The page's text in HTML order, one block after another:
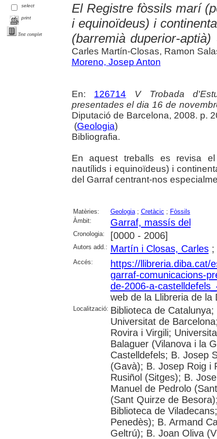
select
print
Text complet
El Registre fòssils marí
i equinoïdeus) i
(barremià duperior-
Carles Martín-Closas, Ramon
Moreno, Josep Anton
En: 126714
V Trobada
presentades el dia 16 de
Diputació de Barcelona, 2008. p.
(Geologia)
Bibliografia.
En aquest treballs es revisa el
nautílids i equinoïdeus) i
del Garraf centrant-nos
Matèries: Geologia; Cretàcic ; Fòssils
Àmbit:
Garraf, massís del
Cronologia: [0000 - 2006]
Autors add.: Martín i Closas, Carles;
Accés:
https://llibreria.diba.cat/
garraf-comunicacions-
de-2006-a-
web de la Llibreria de la
Localització: Biblioteca de
Universitat de
Rovira i Virgili;
Balaguer (Vilanova i la
Castelldefels; B. Josep
(Gavà); B. Josep Roig i
Rusiñol (Sitges); B.
Manuel de Pedrolo
(Sant Quirze de
Biblioteca de
Penedès); B. Armand
Geltrú); B. Joan Oliva